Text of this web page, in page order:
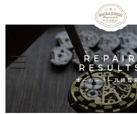
オーバーホール修理